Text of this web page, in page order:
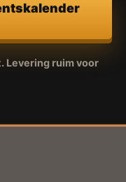
Levering ruim voor